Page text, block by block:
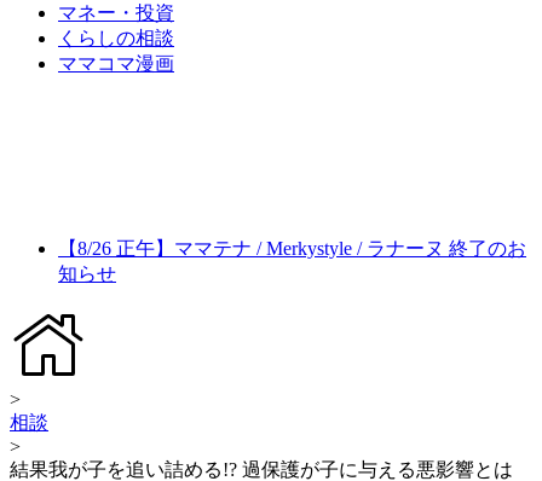
マネー・投資
くらしの相談
ママコマ漫画
【8/26 正午】ママテナ / Merkystyle / ラナーヌ 終了のお
知らせ
>
相談
>
結果我が子を追い詰める!? 過保護が子に与える悪影響とは